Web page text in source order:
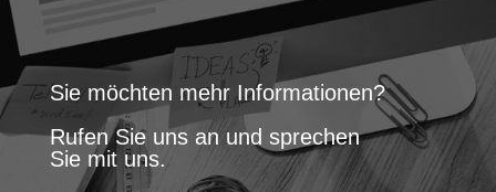
Sie möchten mehr Informationen?
Rufen Sie uns an und sprechen
Sie mit uns.